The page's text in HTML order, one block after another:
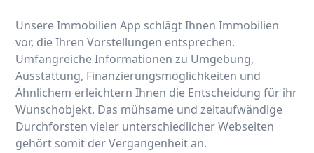
Unsere Immobilien App schlägt Ihnen Immobilien
vor, die Ihren Vorstellungen entsprechen.
Umfangreiche Informationen zu Umgebung,
Ausstattung, Finanzierungsmöglichkeiten und
Ähnlichem erleichtern Ihnen die Entscheidung für ihr
Wunschobjekt. Das mühsame und zeitaufwändige
Durchforsten vieler unterschiedlicher Webseiten
gehört somit der Vergangenheit an.